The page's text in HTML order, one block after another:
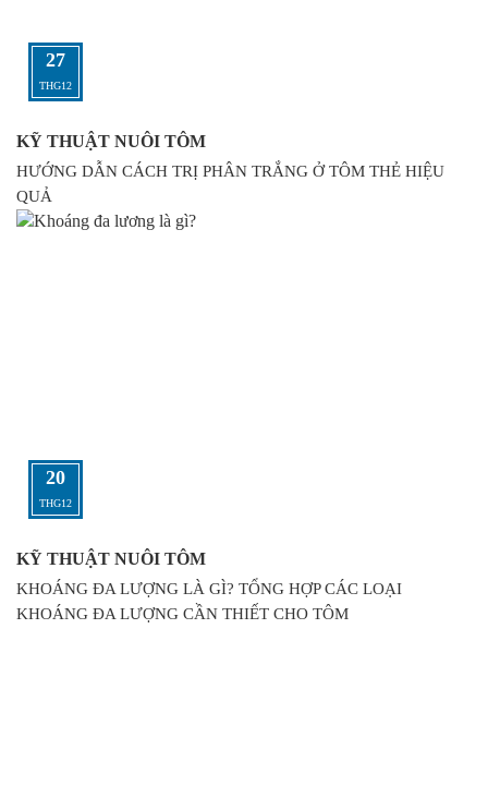
27
THG12
KỸ THUẬT NUÔI TÔM
HƯỚNG DẪN CÁCH TRỊ PHÂN TRẮNG Ở TÔM THẺ HIỆU
QUẢ
20
THG12
KỸ THUẬT NUÔI TÔM
KHOÁNG ĐA LƯỢNG LÀ GÌ? TỔNG HỢP CÁC LOẠI
KHOÁNG ĐA LƯỢNG CẦN THIẾT CHO TÔM